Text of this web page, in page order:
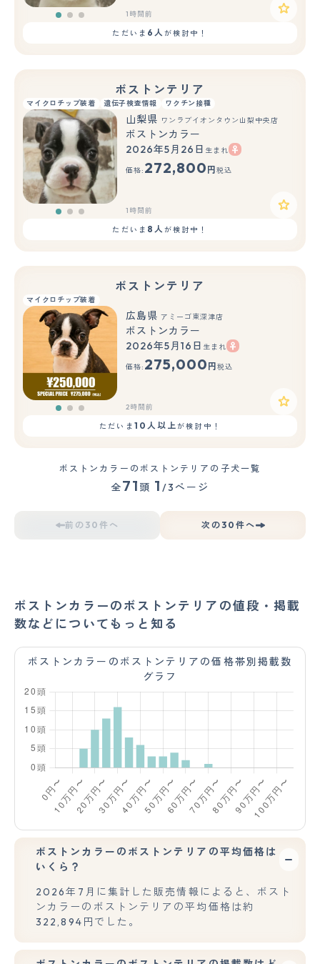
1時間前
ただいま 6人が検討中！
ボストンテリア
マイクロチップ装着 遺伝子検査情報 ワクチン接種
もっと見る
山梨県 ワンラブイオンタウン山梨中央店
ボストンカラー
2026年5月26日 生まれ
価格: 272,800 円 税込
1時間前
ただいま 8人が検討中！
ボストンテリア
マイクロチップ装着
もっと見る
広島県 アミーゴ東深津店
ボストンカラー
2026年5月16日 生まれ
価格: 275,000 円 税込
2時間前
ただいま 10人以上が検討中！
ボストンカラーのボストンテリアの子犬一覧
全71 頭 1 /3ページ
前の30件へ 次の30件へ
ボストンカラーのボストンテリアの値段・掲載
数などについてもっと知る
ボストンカラーのボストンテリアの価格帯別掲載数
グラフ
ボストンカラーのボストンテリアの平均価格は
いくら？
2026年7月に集計した販売情報によると、ボスト
ンカラーのボストンテリアの平均価格は約
322,894円でした。